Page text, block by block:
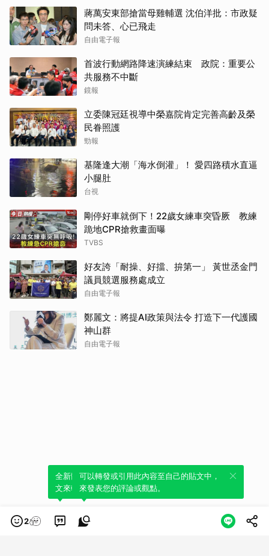
蔣萬安東部搶當母雞輔選 沈伯洋批：市政疑
問未答、心已飛走
自由電子報
首波行動網路降速演練結束 政院：重要公
共服務不中斷
鏡報
立委陳冠廷視導中榮嘉院肯定完善高齡及榮
民眷照護
勁報
基隆逢大潮「海水倒灌」！ 愛四路積水直逼
小腿肚
台視
剛停好車就倒下！22歲女練車突昏厥 教練
跪地CPR搶救畫面曝
TVBS
好友誇「耐操、好擋、拚第一」 黃世丞金門
議員競選服務處成立
自由電子報
鄭麗文：將提AI政策與法令 打造下一代護國
神山群
自由電子報
2
全新體驗！一鍵引用此內容，透過發布貼
文來輕鬆表達個人立場。
可以轉發或引用此內容至自己的貼文中，
來發表您的評論或觀點。